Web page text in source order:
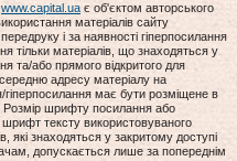
www.capital.ua є об'єктом авторського
матеріалів сайту
і за наявності гіперпосилання
тільки матеріалів, що знаходяться у
та/або прямого відкритого для
адресу матеріалу на
має бути розміщене в
Розмір шрифту посилання або
тексту використовуваного
які знаходяться у закритому доступі
допускається лише за попереднім